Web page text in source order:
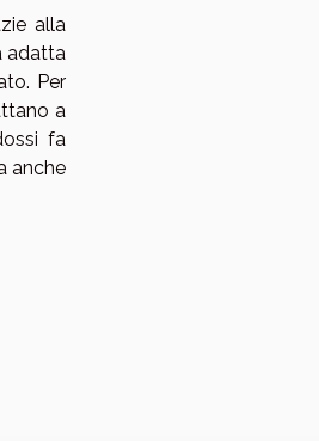
alla
adatta
Per
a
fa
anche